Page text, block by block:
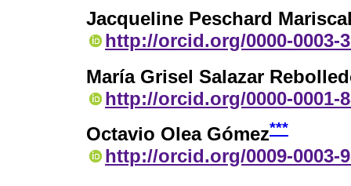
Jacqueline Peschard
http://orcid.org/0000-0003-
María Grisel Salazar
http://orcid.org/0000-0001-
Octavio Olea Gómez***
http://orcid.org/0009-0003-